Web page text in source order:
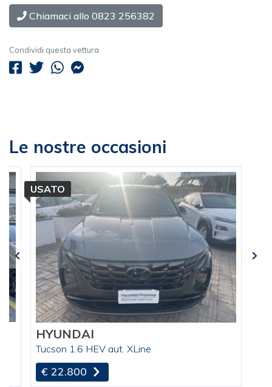
Chiamaci allo 0823 256382
Condividi questa vettura
Le nostre occasioni
USATO
HYUNDAI
Tucson 1.6 HEV aut. XLine
€ 22.800